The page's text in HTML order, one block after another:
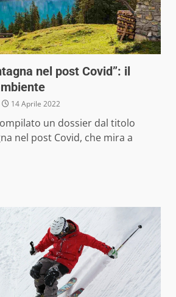
nel post Covid”: il
14 Aprile 2022
un dossier dal titolo
nel post Covid, che mira a